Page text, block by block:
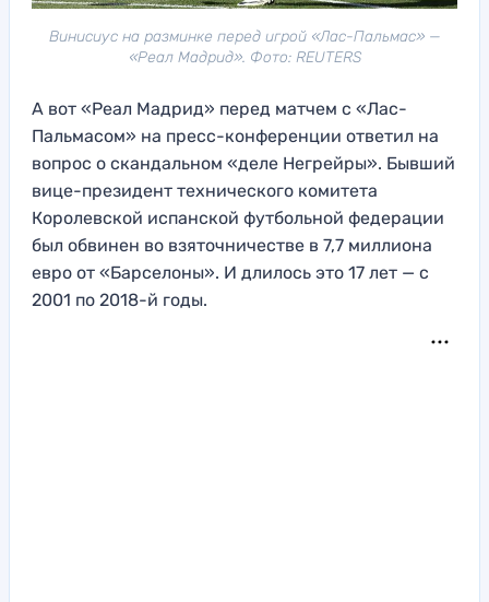
Винисиус на разминке перед игрой «Лас-Пальмас» —
«Реал Мадрид». Фото: REUTERS
А вот «Реал Мадрид» перед матчем с «Лас-
Пальмасом» на пресс-конференции ответил на
вопрос о скандальном «деле Негрейры». Бывший
вице-президент технического комитета
Королевской испанской футбольной федерации
был обвинен во взяточничестве в 7,7 миллиона
евро от «Барселоны». И длилось это 17 лет — с
2001 по 2018-й годы.